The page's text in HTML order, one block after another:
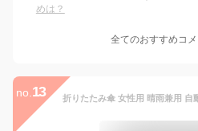
めは？
全てのおすすめコメ
no. 13